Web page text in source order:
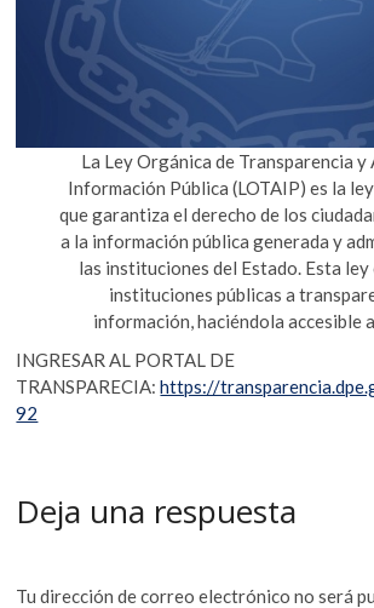
La Ley Orgánica de Transparencia y
Información Pública (LOTAIP) es la
que garantiza el derecho de los
a la información pública generada y
las instituciones del Estado. Esta ley
instituciones públicas a
información, haciéndola accesible
INGRESAR AL PORTAL DE
TRANSPARECIA:https://
92
Deja una respuesta
Tu dirección de correo electrónico no será